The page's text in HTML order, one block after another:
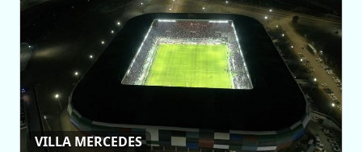
VILLA MERCEDES